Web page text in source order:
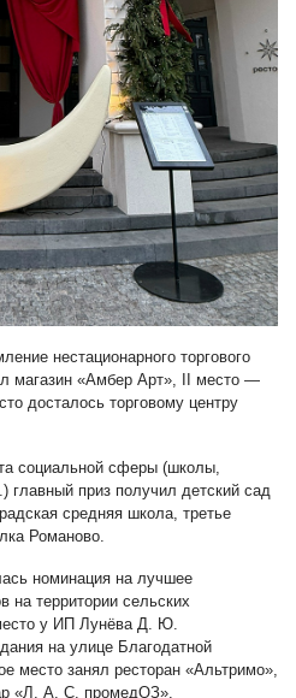
нестационарного торгового
магазин «Амбер Арт», II место —
досталось торговому центру
социальной сферы (школы,
главный приз получил детский сад
средняя школа, третье
Романово.
номинация на лучшее
на территории сельских
у ИП Лунёва Д. Ю.
на улице Благодатной
место занял ресторан «Альтримо»,
«Л. А. С. промедОЗ».